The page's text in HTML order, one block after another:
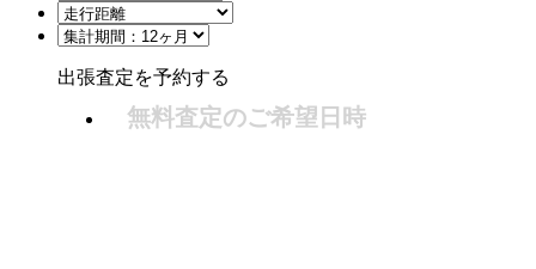
出張査定を予約する
無料査定のご希望日時